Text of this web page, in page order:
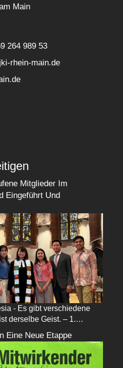
Main
264 989 53
rhein-main.de
Mitglieder Im
Eingeführt Und
- Es gibt verschiedene
derselbe Geist. – 1.…
Eine Neue Etappe